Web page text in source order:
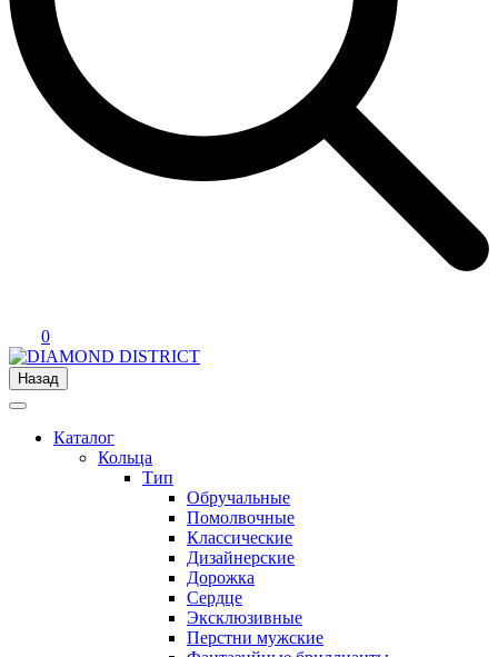
0
Назад
Каталог
Кольца
Тип
Обручальные
Помолвочные
Классические
Дизайнерские
Дорожка
Сердце
Эксклюзивные
Перстни мужские